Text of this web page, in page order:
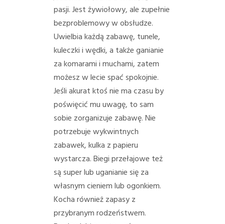
pasji. Jest żywiołowy, ale zupełnie
bezproblemowy w obsłudze.
Uwielbia każdą zabawę, tunele,
kuleczki i wędki, a także ganianie
za komarami i muchami, zatem
możesz w lecie spać spokojnie.
Jeśli akurat ktoś nie ma czasu by
poświęcić mu uwagę, to sam
sobie zorganizuje zabawę. Nie
potrzebuje wykwintnych
zabawek, kulka z papieru
wystarcza. Biegi przełajowe też
są super lub uganianie się za
własnym cieniem lub ogonkiem.
Kocha również zapasy z
przybranym rodzeństwem.